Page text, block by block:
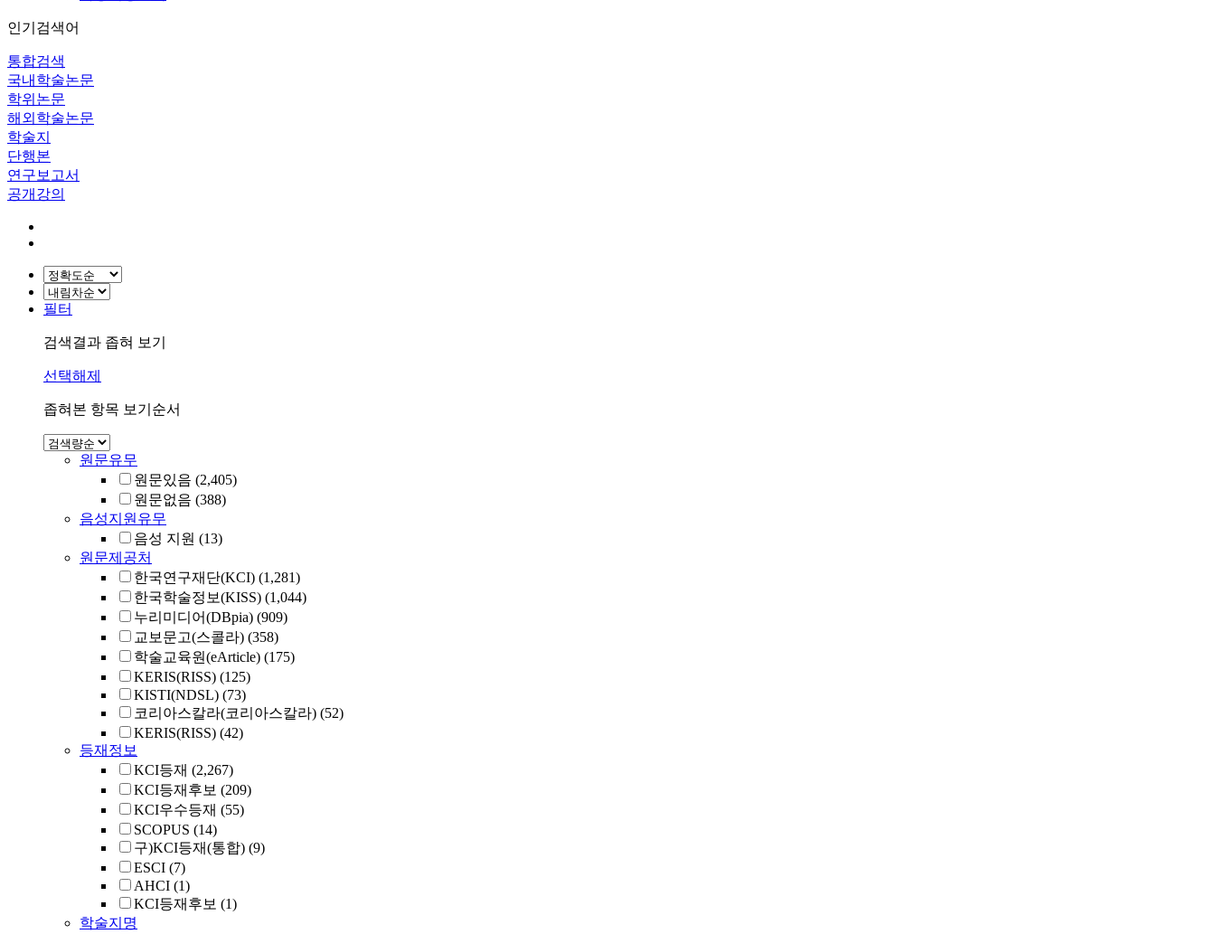
인기검색어
통합검색
국내학술논문
학위논문
해외학술논문
학술지
단행본
연구보고서
공개강의
필터
검색결과 좁혀 보기
선택해제
좁혀본 항목 보기순서
원문유무
원문있음 (2,405)
원문없음 (388)
음성지원유무
음성 지원 (13)
원문제공처
한국연구재단(KCI) (1,281)
한국학술정보(KISS) (1,044)
누리미디어(DBpia) (909)
교보문고(스콜라) (358)
학술교육원(eArticle) (175)
KERIS(RISS) (125)
KISTI(NDSL) (73)
코리아스칼라(코리아스칼라) (52)
KERIS(RISS) (42)
등재정보
KCI등재 (2,267)
KCI등재후보 (209)
KCI우수등재 (55)
SCOPUS (14)
구)KCI등재(통합) (9)
ESCI (7)
AHCI (1)
KCI등재후보 (1)
학술지명